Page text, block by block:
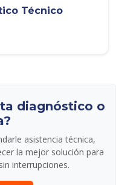
Técnico
diagnóstico o
asistencia técnica,
la mejor solución para
interrupciones.